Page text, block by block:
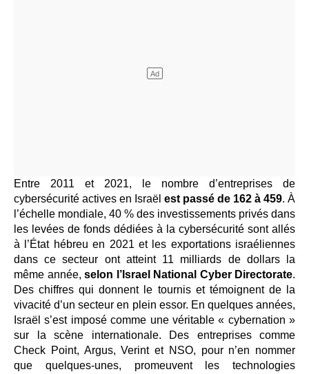
Entre 2011 et 2021, le nombre d’entreprises de
cybersécurité actives en Israël est passé de 162 à 459. À
l’échelle mondiale, 40 % des investissements privés dans
les levées de fonds dédiées à la cybersécurité sont allés
à l’État hébreu en 2021 et les exportations israéliennes
dans ce secteur ont atteint 11 milliards de dollars la
même année, selon l’Israel National Cyber Directorate.
Des chiffres qui donnent le tournis et témoignent de la
vivacité d’un secteur en plein essor. En quelques années,
Israël s’est imposé comme une véritable « cybernation »
sur la scène internationale. Des entreprises comme
Check Point, Argus, Verint et NSO, pour n’en nommer
que quelques-unes, promeuvent les technologies